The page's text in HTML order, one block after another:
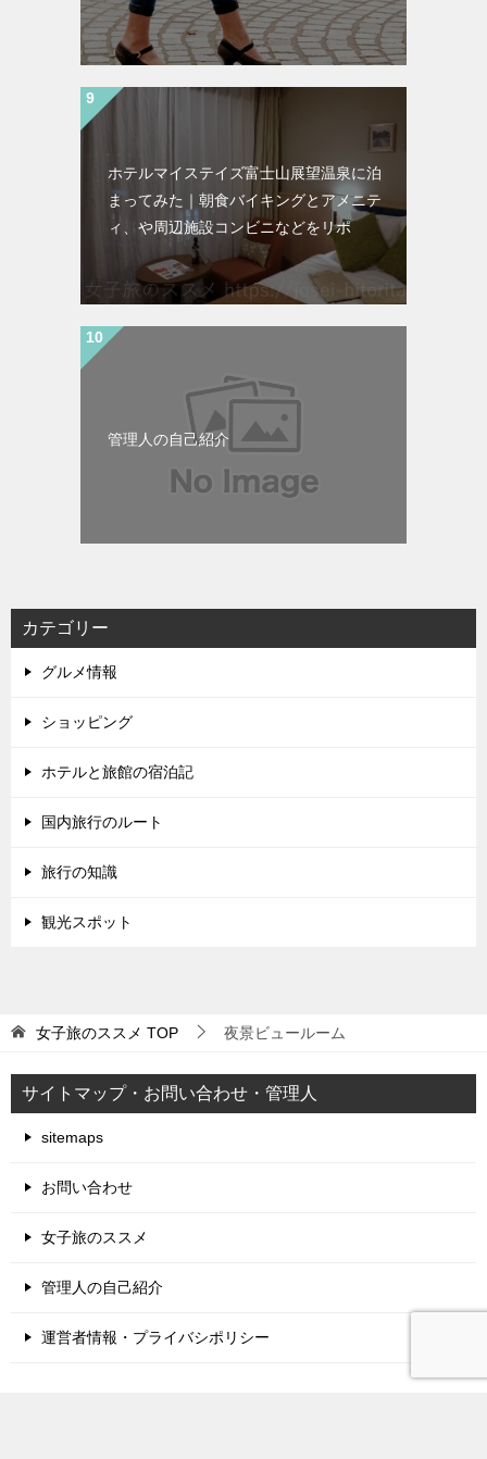
ホテルマイステイズ富士山展望温泉に泊
まってみた｜朝食バイキングとアメニテ
ィ、や周辺施設コンビニなどをリポ
管理人の自己紹介
カテゴリー
グルメ情報
ショッピング
ホテルと旅館の宿泊記
国内旅行のルート
旅行の知識
観光スポット
女子旅のススメ TOP 夜景ビュールーム
サイトマップ・お問い合わせ・管理人
sitemaps
お問い合わせ
女子旅のススメ
管理人の自己紹介
運営者情報・プライバシポリシー